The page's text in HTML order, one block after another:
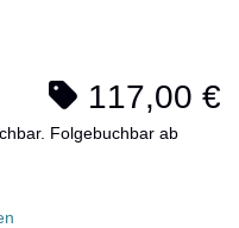
117,00 €
Folgebuchbar ab